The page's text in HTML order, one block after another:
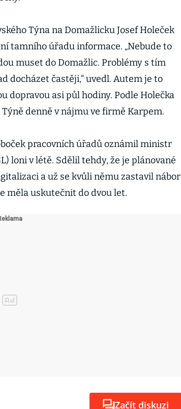
Týna na Domažlicku Josef Holeček
tamního úřadu informace. „Nebude to
muset do Domažlic. Problémy s tím
docházet častěji,“ uvedl. Autem je to
dopravou asi půl hodiny. Podle Holečka
denně v nájmu ve firmě Karpem.
pracovních úřadů oznámil ministr
loni v létě. Sdělil tehdy, že je plánované
a už se kvůli němu zastavil nábor
měla uskutečnit do dvou let.
Začít diskuzi